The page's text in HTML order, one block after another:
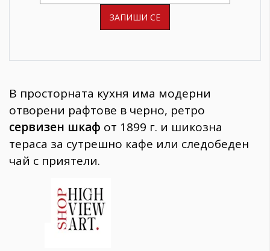
В просторната кухня има модерни
отворени рафтове в черно, ретро
сервизен шкаф от 1899 г. и шикозна
тераса за сутрешно кафе или следобеден
чай с приятели.